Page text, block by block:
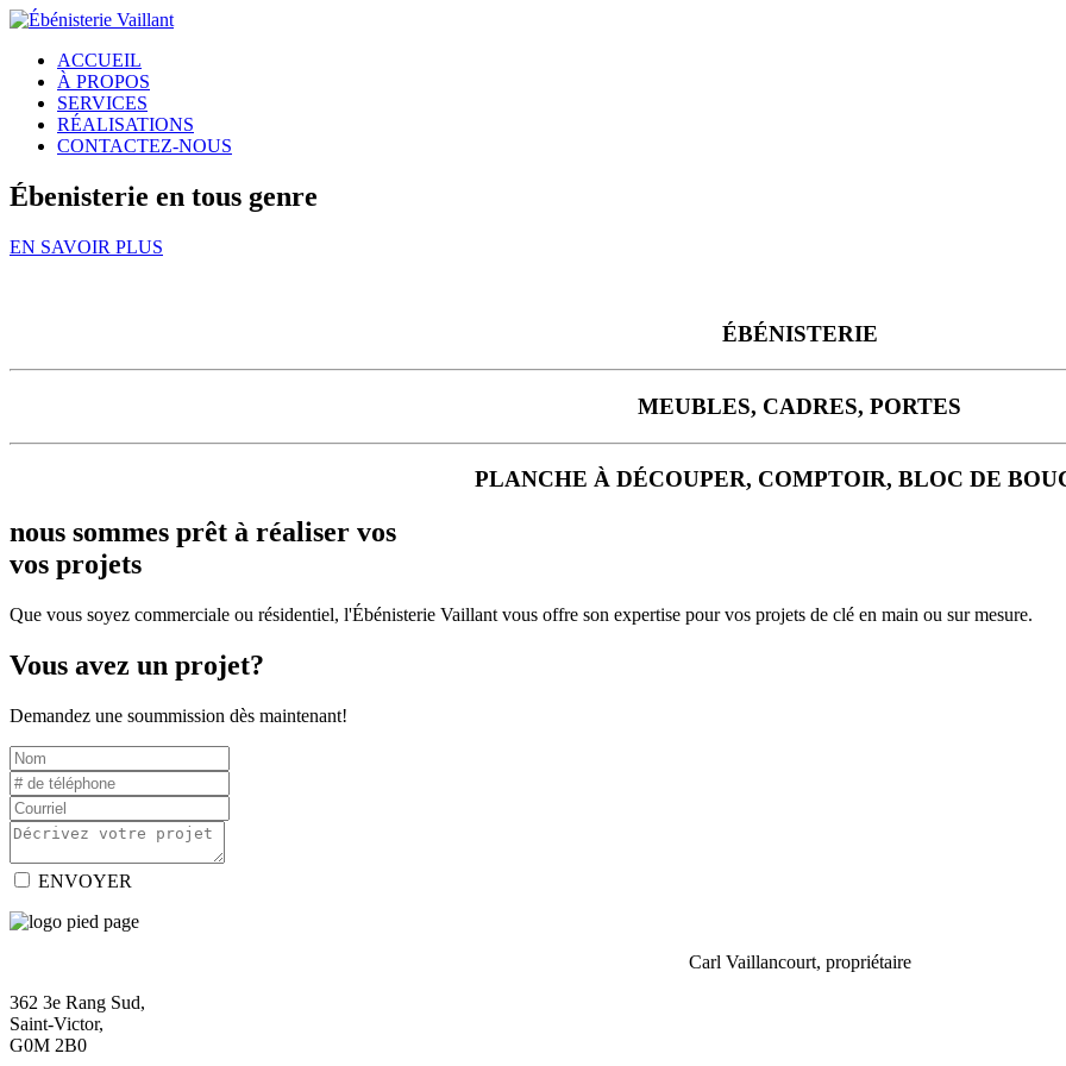
ACCUEIL
À PROPOS
SERVICES
RÉALISATIONS
CONTACTEZ-NOUS
Ébenisterie en tous genre
EN SAVOIR PLUS
ÉBÉNISTERIE
MEUBLES, CADRES, PORTES
PLANCHE À DÉCOUPER, COMPTOIR, BLOC DE
nous sommes prêt à réaliser vos
vos projets
Que vous soyez commerciale ou résidentiel, l'Ébénisterie Vaillant vous offre son expertise pour vos projets de clé en main ou sur mesure.
Vous avez un projet?
Demandez une soummission dès maintenant!
ENVOYER
Carl Vaillancourt, propriétaire
362 3e Rang Sud,
Saint-Victor,
G0M 2B0